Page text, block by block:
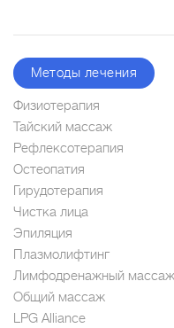
Методы лечения
Физиотерапия
Тайский массаж
Рефлексотерапия
Остеопатия
Гирудотерапия
Чистка лица
Эпиляция
Плазмолифтинг
Лимфодренажный массаж
Общий массаж
LPG Alliance